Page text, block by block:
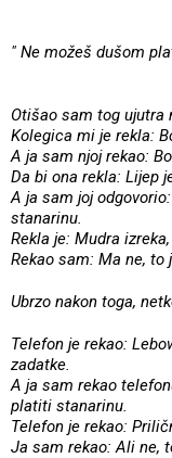
" Ne možeš dušom
Otišao sam tog ujutra
Kolegica mi je rekla:
A ja sam njoj rekao:
Da bi ona rekla: Lijep
A ja sam joj
stanarinu.
Rekla je: Mudra
Rekao sam: Ma ne, to
Ubrzo nakon toga,
Telefon je rekao:
zadatke.
A ja sam rekao
platiti stanarinu.
Telefon je rekao:
Ja sam rekao: Ali ne,